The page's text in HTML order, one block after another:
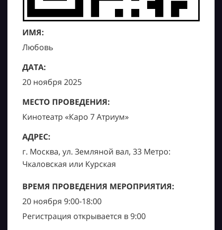
ИМЯ:
Любовь
ДАТА:
20 ноября 2025
МЕСТО ПРОВЕДЕНИЯ:
Кинотеатр «Каро 7 Атриум»
АДРЕС:
г. Москва, ул. Земляной вал, 33 Метро:
Чкаловская или Курская
ВРЕМЯ ПРОВЕДЕНИЯ МЕРОПРИЯТИЯ:
20 ноября 9:00-18:00
Регистрация открывается в 9:00